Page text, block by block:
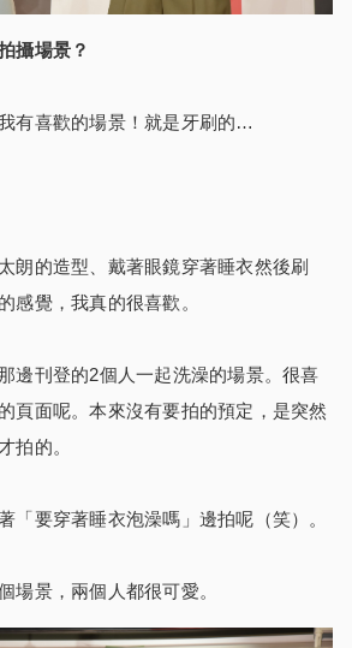
攝場景？
有喜歡的場景！就是牙刷的…
朗的造型、戴著眼鏡穿著睡衣然後刷
感覺，我真的很喜歡。
邊刊登的2個人一起洗澡的場景。很喜
頁面呢。本來沒有要拍的預定，是突然
拍的。
「要穿著睡衣泡澡嗎」邊拍呢（笑）。
場景，兩個人都很可愛。